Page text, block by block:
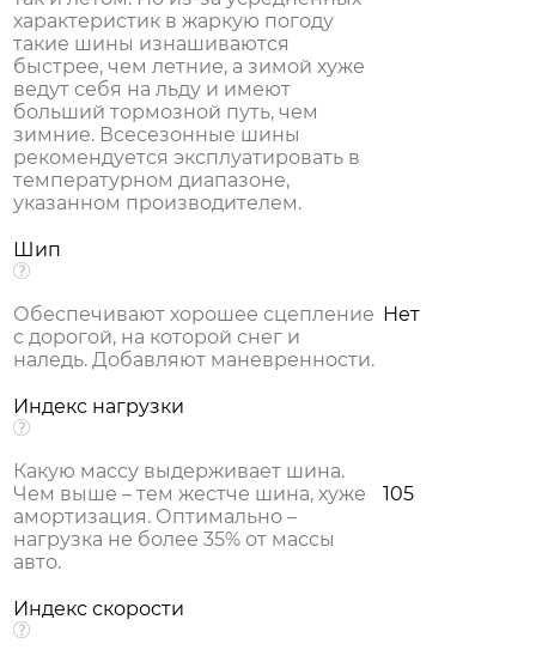
характеристик в жаркую погоду
такие шины изнашиваются
быстрее, чем летние, а зимой хуже
ведут себя на льду и имеют
больший тормозной путь, чем
зимние. Всесезонные шины
рекомендуется эксплуатировать в
температурном диапазоне,
указанном производителем.
Шип
Обеспечивают хорошее сцепление
с дорогой, на которой снег и
наледь. Добавляют маневренности.
Нет
Индекс нагрузки
Какую массу выдерживает шина.
Чем выше – тем жестче шина, хуже
амортизация. Оптимально –
нагрузка не более 35% от массы
авто.
105
Индекс скорости